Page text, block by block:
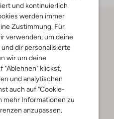
und kontinuierlich
werden immer
Zustimmung. Für
verwenden, um deine
dir personalisierte
wir um deine
"Ablehnen" klickst,
und analytischen
auch auf "Cookie-
mehr Informationen zu
anzupassen.